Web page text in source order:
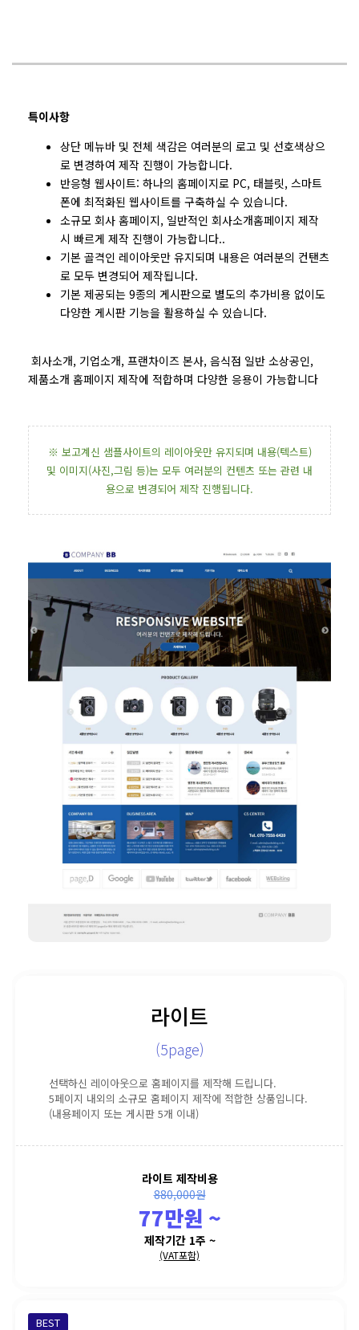
특이사항
상단 메뉴바 및 전체 색감은 여러분의 로고 및 선호색상으
로 변경하여 제작 진행이 가능합니다.
반응형 웹사이트: 하나의 홈페이지로 PC, 태블릿, 스마트
폰에 최적화된 웹사이트를 구축하실 수 있습니다.
소규모 회사 홈페이지, 일반적인 회사소개홈페이지 제작
시 빠르게 제작 진행이 가능합니다..
기본 골격인 레이아웃만 유지되며 내용은 여러분의 컨탠츠
로 모두 변경되어 제작됩니다.
기본 제공되는 9종의 게시판으로 별도의 추가비용 없이도
다양한 게시판 기능을 활용하실 수 있습니다.
회사소개, 기업소개, 프랜차이즈 본사, 음식점 일반 소상공인,
제품소개 홈페이지 제작에 적합하며 다양한 응용이 가능합니다
※ 보고계신 샘플사이트의 레이아웃만 유지되며 내용(텍스트)
및 이미지(사진,그림 등)는 모두 여러분의 컨텐츠 또는 관련 내
용으로 변경되어 제작 진행됩니다.
라이트
(5page)
선택하신 레이아웃으로 홈페이지를 제작해 드립니다.
5페이지 내외의 소규모 홈페이지 제작에 적합한 상품입니다.
(내용페이지 또는 게시판 5개 이내)
라이트 제작비용
880,000원
77만원 ~
제작기간 1주 ~
(VAT포함)